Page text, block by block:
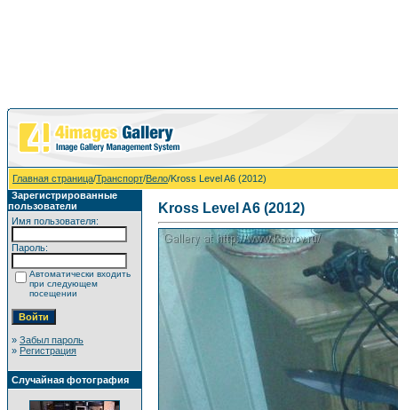
Главная страница/Транспорт/Вело/Kross Level A6 (2012)
Зарегистрированные
пользователи
Имя пользователя:
Пароль:
Автоматически входить
при следующем
посещении
» Забыл пароль
» Регистрация
Случайная фотография
Kross Level A6 (2012)